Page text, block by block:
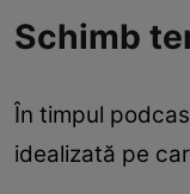
Schimb
În timpul
idealizată pe